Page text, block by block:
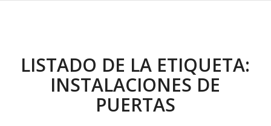
LISTADO DE LA ETIQUETA:
INSTALACIONES DE
PUERTAS